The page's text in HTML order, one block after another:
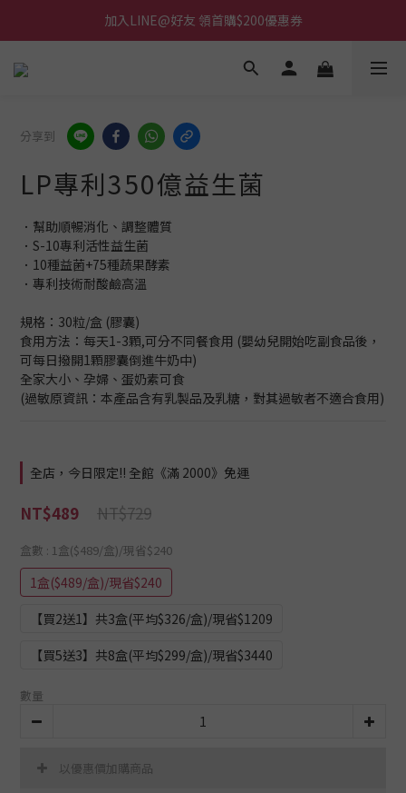
加入LINE@好友 領首購$200優惠券
分享到
LP專利350億益生菌
．幫助順暢消化、調整體質
．S-10專利活性益生菌
．10種益菌+75種蔬果酵素
．專利技術耐酸鹼高溫
規格：30粒/盒 (膠囊)
食用方法：每天1-3顆,可分不同餐食用 (嬰幼兒開始吃副食品後，
可每日撥開1顆膠囊倒進牛奶中)
全家大小、孕婦、蛋奶素可食
(過敏原資訊：本產品含有乳製品及乳糖，對其過敏者不適合食用)
全店，今日限定!! 全館《滿 2000》免運
NT$729
NT$489
盒數 : 1盒($489/盒)/現省$240
1盒($489/盒)/現省$240
【買2送1】共3盒(平均$326/盒)/現省$1209
【買5送3】共8盒(平均$299/盒)/現省$3440
數量
以優惠價加購商品